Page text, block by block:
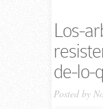
Los-
de-lo-
Posted by